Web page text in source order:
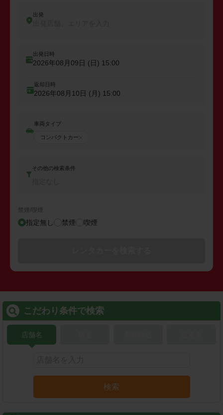
出発
出発日時
2026年08月09日 (日) 15:00
返却日時
2026年08月10日 (月) 15:00
車両タイプ
コンパクトカー
その他の検索条件
禁煙/喫煙
指定無し 禁煙 喫煙
こだわり条件で検索
店舗名
検索